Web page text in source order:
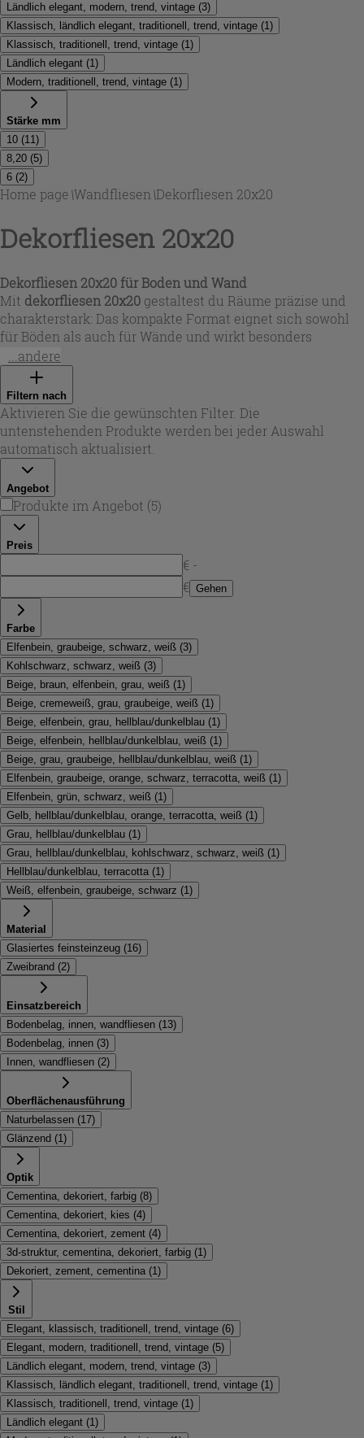
Ländlich elegant, modern, trend, vintage (3)
Klassisch, ländlich elegant, traditionell, trend, vintage (1)
Klassisch, traditionell, trend, vintage (1)
Ländlich elegant (1)
Modern, traditionell, trend, vintage (1)
Stärke mm
10 (11)
8,20 (5)
6 (2)
Home page\Wandfliesen \Dekorfliesen 20x20
Dekorfliesen 20x20
Dekorfliesen 20x20 für Boden und Wand
Mit dekorfliesen 20x20 gestaltest du Räume präzise und
charakterstark: Das kompakte Format eignet sich sowohl
für Böden als auch für Wände und wirkt besonders
harmonisch in Küchen, Bädern, Fluren oder als
Akzentfläche im Wohnbereich. In dieser Auswahl findest
du überwiegend robustes Feinsteinzeug mit dekorierten
Oberflächen, das je nach Serie auch für innen und außen
geeignet ist. Von Cementina- und Patchwork-Optiken bis
zu Zement- und Terrazzo-Anmutungen bietet
20x20viele Möglichkeiten, um kleine Flächen
...andere
Filtern nach
Aktivieren Sie die gewünschten Filter. Die
untenstehenden Produkte werden bei jeder Auswahl
automatisch aktualisiert.
Angebot
Produkte im Angebot (5)
Preis
€ -
€ Gehen
Farbe
Elfenbein, graubeige, schwarz, weiß (3)
Kohlschwarz, schwarz, weiß (3)
Beige, braun, elfenbein, grau, weiß (1 )
Beige, cremeweiß, grau, graubeige, weiß (1 )
Beige, elfenbein, grau, hellblau/dunkelblau (1 )
Beige, elfenbein, hellblau/dunkelblau, weiß (1 )
Beige, grau, graubeige, hellblau/dunkelblau, weiß (1 )
Elfenbein, graubeige, orange, schwarz, terracotta, weiß (1 )
Elfenbein, grün, schwarz, weiß (1 )
Gelb, hellblau/dunkelblau, orange, terracotta, weiß (1 )
Grau, hellblau/dunkelblau (1 )
Grau, hellblau/dunkelblau, kohlschwarz, schwarz, weiß (1 )
Hellblau/dunkelblau, terracotta (1 )
Weiß, elfenbein, graubeige, schwarz (1 )
Material
Glasiertes feinsteinzeug (16)
Zweibrand (2)
Einsatzbereich
Bodenbelag, innen, wandfliesen (13)
Bodenbelag, innen (3)
Innen, wandfliesen (2)
Oberflächenausführung
Naturbelassen (17)
Glänzend (1 )
Optik
Cementina, dekoriert, farbig (8)
Cementina, dekoriert, kies (4)
Cementina, dekoriert, zement (4)
3d-struktur, cementina, dekoriert, farbig (1 )
Dekoriert, zement, cementina (1 )
Stil
Elegant, klassisch, traditionell, trend, vintage (6)
Elegant, modern, traditionell, trend, vintage (5)
Ländlich elegant, modern, trend, vintage (3)
Klassisch, ländlich elegant, traditionell, trend, vintage (1 )
Klassisch, traditionell, trend, vintage (1 )
Ländlich elegant (1 )